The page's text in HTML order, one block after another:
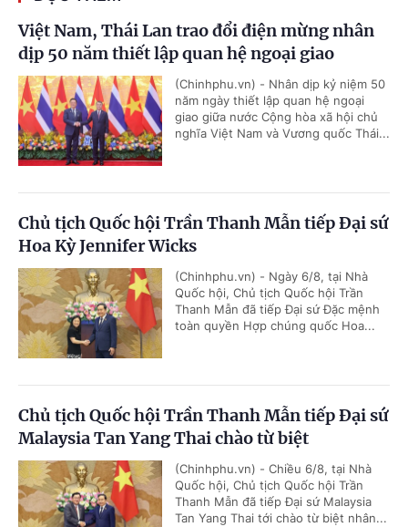
Việt Nam, Thái Lan trao đổi điện mừng nhân
dịp 50 năm thiết lập quan hệ ngoại giao
(Chinhphu.vn) - Nhân dịp kỷ niệm 50
năm ngày thiết lập quan hệ ngoại
giao giữa nước Cộng hòa xã hội chủ
nghĩa Việt Nam và Vương quốc Thái...
Chủ tịch Quốc hội Trần Thanh Mẫn tiếp Đại sứ
Hoa Kỳ Jennifer Wicks
(Chinhphu.vn) - Ngày 6/8, tại Nhà
Quốc hội, Chủ tịch Quốc hội Trần
Thanh Mẫn đã tiếp Đại sứ Đặc mệnh
toàn quyền Hợp chúng quốc Hoa...
Chủ tịch Quốc hội Trần Thanh Mẫn tiếp Đại sứ
Malaysia Tan Yang Thai chào từ biệt
(Chinhphu.vn) - Chiều 6/8, tại Nhà
Quốc hội, Chủ tịch Quốc hội Trần
Thanh Mẫn đã tiếp Đại sứ Malaysia
Tan Yang Thai tới chào từ biệt nhân...